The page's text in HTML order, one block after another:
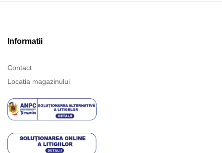
Informatii
Contact
Locatia magazinului